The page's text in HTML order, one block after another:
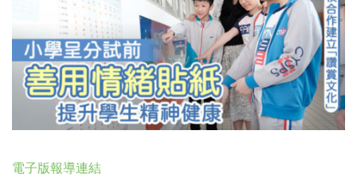
電子版報導連結